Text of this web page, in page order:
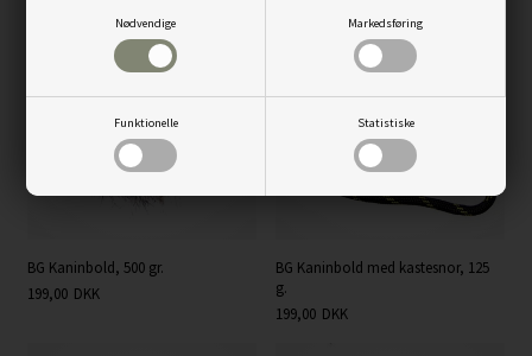
Nødvendige Markedsføring
Funktionelle Statistiske
BG Kaninbold, 500 gr.
199,00 DKK
BG Kaninbold med kastesnor, 125
g.
199,00 DKK